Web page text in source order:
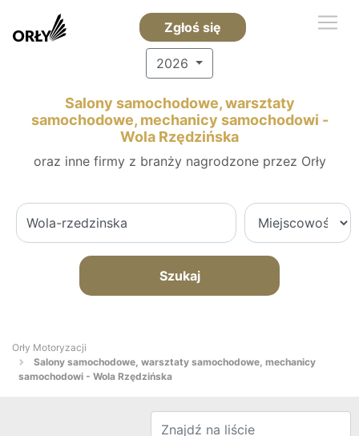
Zgłoś się
2026
Salony samochodowe, warsztaty
samochodowe, mechanicy samochodowi -
Wola Rzędzińska
oraz inne firmy z branży nagrodzone przez Orły
Szukaj
Orły Motoryzacji
Salony samochodowe, warsztaty samochodowe, mechanicy
samochodowi - Wola Rzędzińska